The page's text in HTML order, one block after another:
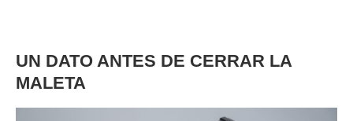
UN DATO ANTES DE CERRAR LA
MALETA